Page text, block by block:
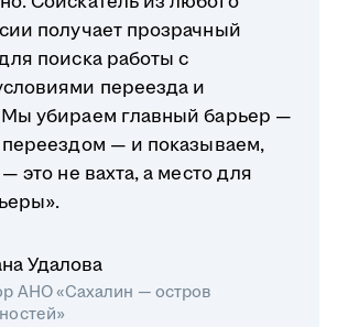
получает прозрачный
поиска работы с
переезда и
убираем главный барьер —
переездом — и показываем,
это не вахта, а место для
Удалова
АНО «Сахалин — остров